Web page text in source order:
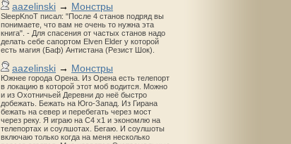
aazelinski → Монстры
SleepKnoT писал: "После 4 станов подряд вы
понимаете, что вам не очень то нужна эта
книга". - Для спасения от частых станов надо
делать себе сапортом Elven Elder у которой
есть магия (Баф) Антистана (Резист Шок).
aazelinski → Монстры
Южнее города Орена. Из Орена есть телепорт
в локацию в которой этот моб водится. Можно
и из Охотничьей Деревни до неё быстро
добежать. Бежать на Юго-Запад. Из Гирана
бежать на север и перебегать через мост
через реку. Я играю на С4 х1 и экономлю на
телепортах и соулшотах. Бегаю. И соулшоты
включаю только когда на меня несколько